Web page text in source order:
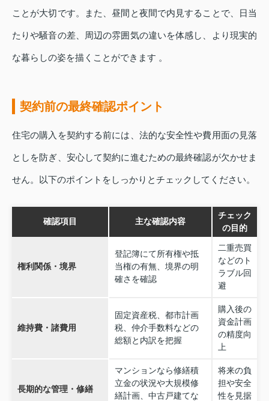
ことが大切です。また、昼間と夜間で内見することで、日当
たりや騒音の差、周辺の雰囲気の違いを体感し、より現実的
な暮らしの姿を描くことができます 。
契約前の最終確認ポイント
住宅の購入を契約する前には、法的な安全性や費用面の見落
としを防ぎ、安心して契約に進むための最終確認が欠かせま
せん。以下のポイントをしっかりとチェックしてください。
確認項目 主な確認内容
チェック
の目的
権利関係・境界
登記簿にて所有権や抵
当権の有無、境界の明
確さを確認
二重売買
などのト
ラブル回
避
維持費・諸費用
固定資産税、都市計画
税、仲介手数料などの
総額と内訳を把握
購入後の
資金計画
の精度向
上
長期的な管理・修繕
マンションなら修繕積
立金の状況や大規模修
繕計画、中古戸建てな
将来の負
担や安全
性を見据